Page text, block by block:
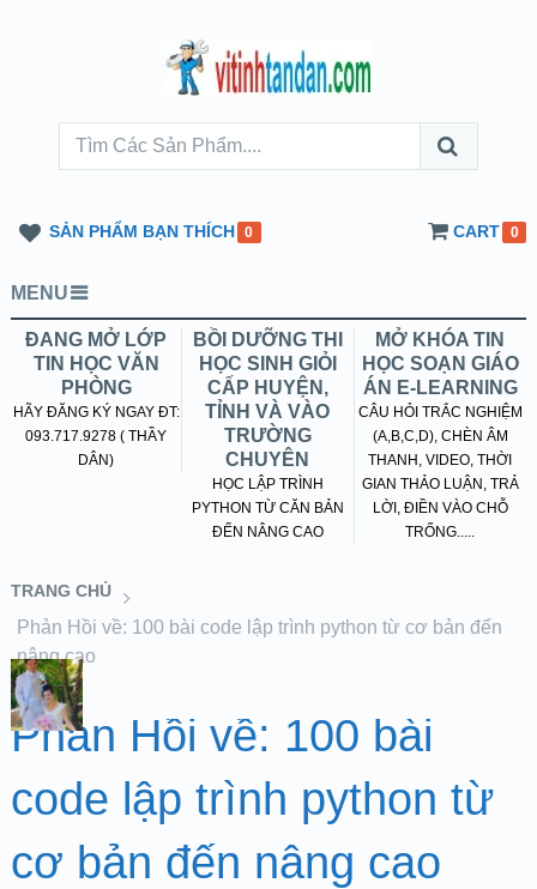
SẢN PHẨM BẠN THÍCH 0 CART 0
MENU
ĐANG MỞ LỚP
TIN HỌC VĂN
PHÒNG
HÃY ĐĂNG KÝ NGAY ĐT:
093.717.9278 ( THẦY
DÂN)
BỒI DƯỠNG THI
HỌC SINH GIỎI
CẤP HUYỆN,
TỈNH VÀ VÀO
TRƯỜNG
CHUYÊN
HỌC LẬP TRÌNH
PYTHON TỪ CĂN BẢN
ĐẾN NÂNG CAO
MỞ KHÓA TIN
HỌC SOẠN GIÁO
ÁN E-LEARNING
CÂU HỎI TRẮC NGHIỆM
(A,B,C,D), CHÈN ÂM
THANH, VIDEO, THỜI
GIAN THẢO LUẬN, TRẢ
LỜI, ĐIỀN VÀO CHỖ
TRỐNG.....
TRANG CHỦ
Phản Hồi về: 100 bài code lập trình python từ cơ bản đến
nâng cao
Phản Hồi về: 100 bài
code lập trình python từ
cơ bản đến nâng cao